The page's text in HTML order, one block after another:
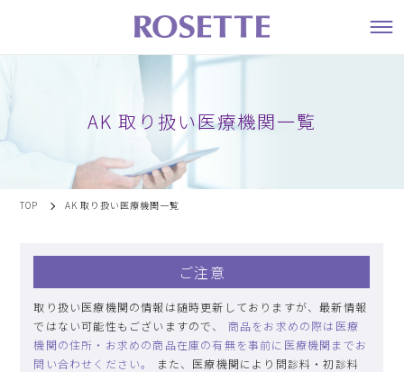
AK 取り扱い医療機関一覧
TOP AK 取り扱い医療機関一覧
ご注意
取り扱い医療機関の情報は随時更新しておりますが、最新情報
ではない可能性もございますので、 商品をお求めの際は医療
機関の住所・お求めの商品在庫の有無を事前に医療機関までお
問い合わせください。
また、医療機関により問診料・初診料